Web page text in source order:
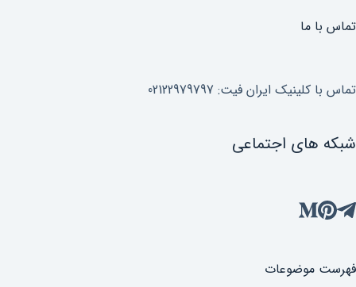
تماس با ما
تماس با کلینیک ایران فیت: 02122979797
شبکه های اجتماعی
فهرست موضوعات